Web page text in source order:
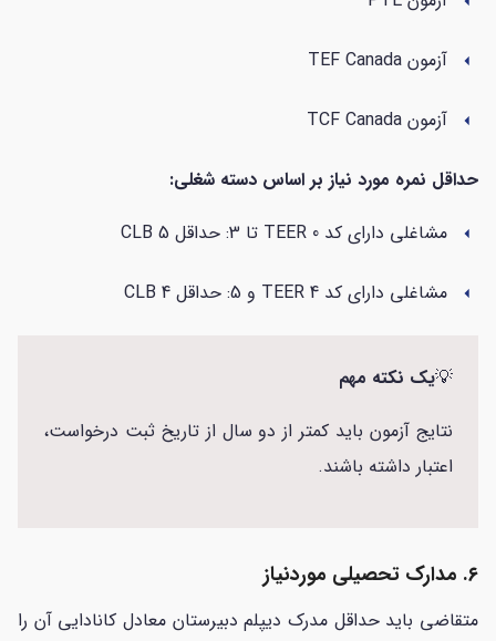
arrow_left آزمون TEF Canada
arrow_left آزمون TCF Canada
حداقل نمره مورد نیاز بر اساس دسته شغلی:
arrow_left مشاغلی دارای کد TEER 0 تا 3: حداقل CLB 5
arrow_left مشاغلی دارای کد TEER 4 و 5: حداقل CLB 4
💡یک نکته مهم
نتایج آزمون باید کمتر از دو سال از تاریخ ثبت درخواست،
اعتبار داشته باشند.
۶. مدارک تحصیلی موردنیاز
متقاضی باید حداقل مدرک دیپلم دبیرستان معادل کانادایی آن را